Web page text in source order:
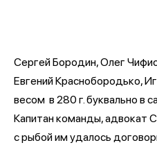
Сергей Бородин, Олег
Евгений Краснобородько,
весом в 280 г. буквально в
Капитан команды, адвокат
с рыбой им удалось